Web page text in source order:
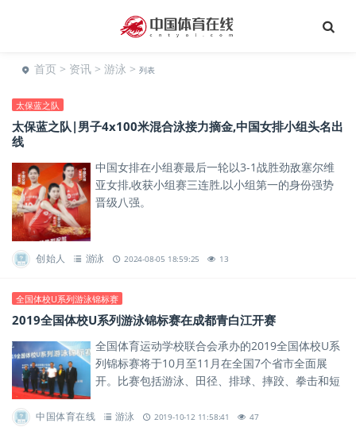
首页 > 资讯 > 游泳 > 列表
太保蓝之队
太保蓝之队|男子4x100米混合泳接力摘金,中国女排小组头名出
线
中国女排在小组赛最后一轮以3-1战胜劲敌塞尔维
亚女排,收获小组赛三连胜,以小组第一的身份强势
晋级八强。
创始人 游泳 2024-08-05 18:59:25 13
全国体校U系列游泳锦标赛
2019全国体校U系列游泳锦标赛在成都青白江开赛
全国体育运动学校联合会承办的2019全国体校U系
列锦标赛将于10月至11月在全国7个省市全面展
开。比赛包括游泳、田径、排球、摔跤、拳击和短
中国体育在线 游泳 2019-10-12 11:58:41 47